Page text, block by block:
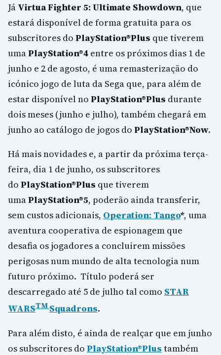
Já Virtua Fighter 5: Ultimate Showdown, que
estará disponível de forma gratuita para os
subscritores do PlayStation®Plus que tiverem
umaPlayStation®4 entre os próximos dias 1 de
junho e 2 de agosto, é uma remasterização do
icónico jogo de luta da Sega que, para além de
estar disponível no PlayStation®Plus durante
dois meses (junho e julho), também chegará em
junho ao catálogo de jogos do PlayStation®Now.
Há mais novidades e, a partir da próxima terça-
feira, dia 1 de junho, os subscritores
do PlayStation®Plus que tiverem
umaPlayStation®5, poderão ainda transferir,
sem custos adicionais, Operation: Tango*, uma
aventura cooperativa de espionagem que
desafia os jogadores a concluirem missões
perigosas num mundo de alta tecnologia num
futuro próximo. Título poderá ser
descarregado até 5 de julho tal como STAR
WARSTMSquadrons.
Para além disto, é ainda de realçar que em junho
os subscritores do PlayStation®Plus também